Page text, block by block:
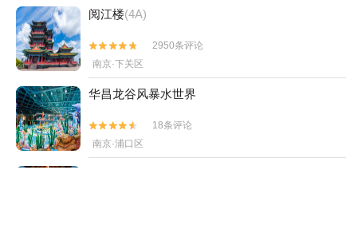
阅江楼(4A)


2950条评论
南京·下关区
华昌龙谷风暴水世界


18条评论
南京·浦口区